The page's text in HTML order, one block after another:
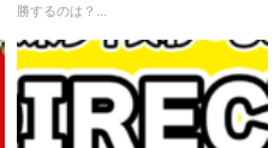
勝するのは？...